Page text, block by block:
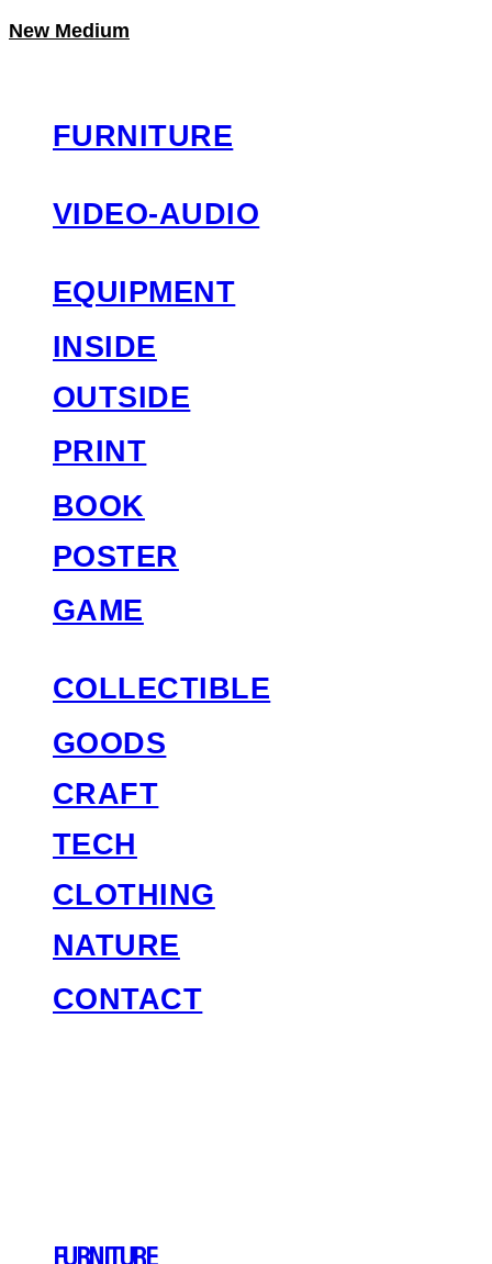
New Medium
FURNITURE
VIDEO-AUDIO
EQUIPMENT
INSIDE
OUTSIDE
PRINT
BOOK
POSTER
GAME
COLLECTIBLE
GOODS
CRAFT
TECH
CLOTHING
NATURE
CONTACT
FURNITURE